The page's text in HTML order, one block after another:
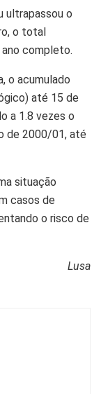
ultrapassou o
o total
ano completo.
o acumulado
até 15 de
a 1.8 vezes o
de 2000/01, até
situação
casos de
o risco de
Lusa